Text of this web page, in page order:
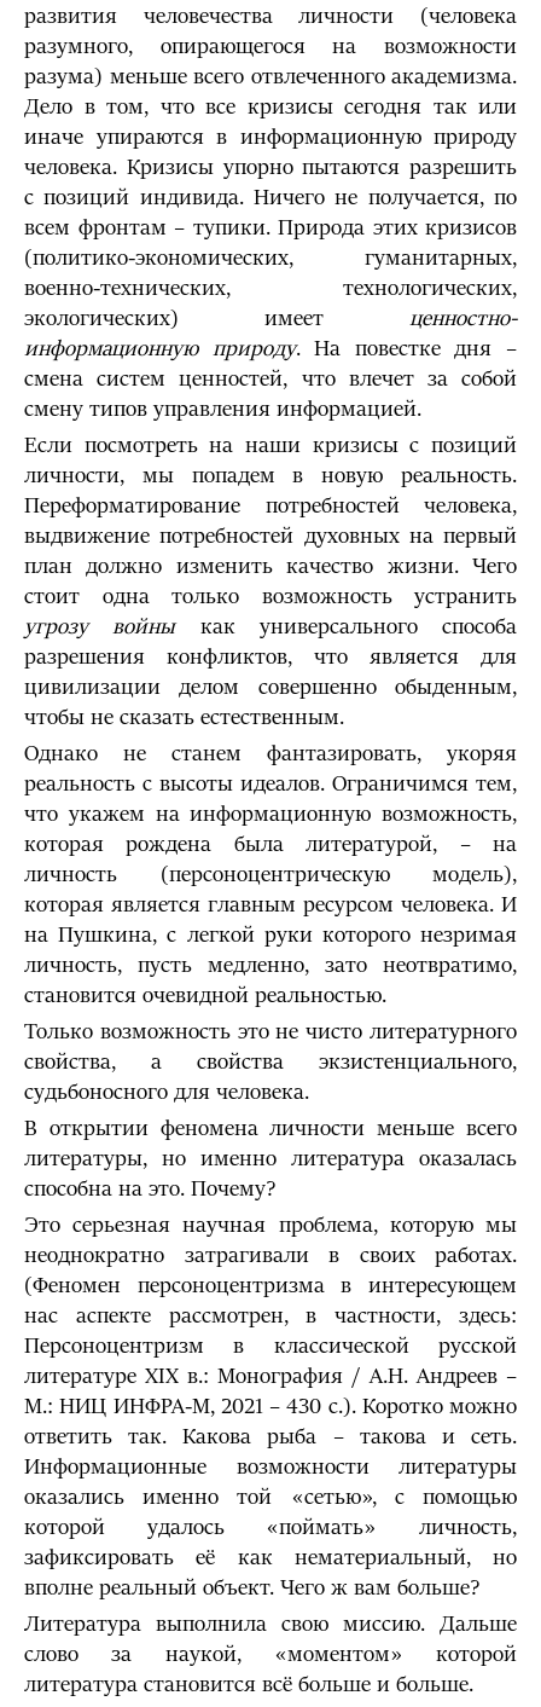
развития человечества личности (человека
разумного, опирающегося на возможности
разума) меньше всего отвлеченного академизма.
Дело в том, что все кризисы сегодня так или
иначе упираются в информационную природу
человека. Кризисы упорно пытаются разрешить
с позиций индивида. Ничего не получается, по
всем фронтам – тупики. Природа этих кризисов
(политико-экономических, гуманитарных,
военно-технических, технологических,
экологических) имеет ценностно-
информационную природу. На повестке дня –
смена систем ценностей, что влечет за собой
смену типов управления информацией.
Если посмотреть на наши кризисы с позиций
личности, мы попадем в новую реальность.
Переформатирование потребностей человека,
выдвижение потребностей духовных на первый
план должно изменить качество жизни. Чего
стоит одна только возможность устранить
угрозу войныкак универсального способа
разрешения конфликтов, что является для
цивилизации делом совершенно обыденным,
чтобы не сказать естественным.
Однако не станем фантазировать, укоряя
реальность с высоты идеалов. Ограничимся тем,
что укажем на информационную возможность,
которая рождена была литературой, – на
личность (персоноцентрическую модель),
которая является главным ресурсом человека. И
на Пушкина, с легкой руки которого незримая
личность, пусть медленно, зато неотвратимо,
становится очевидной реальностью.
Только возможность это не чисто литературного
свойства, а свойства экзистенциального,
судьбоносного для человека.
В открытии феномена личности меньше всего
литературы, но именно литература оказалась
способна на это. Почему?
Это серьезная научная проблема, которую мы
неоднократно затрагивали в своих работах.
(Феномен персоноцентризма в интересующем
нас аспекте рассмотрен, в частности, здесь:
Персоноцентризм в классической русской
литературе XIX в.: Монография / А.Н. Андреев –
М.: НИЦ ИНФРА-М, 2021 – 430 с.). Коротко можно
ответить так. Какова рыба – такова и сеть.
Информационные возможности литературы
оказались именно той «сетью», с помощью
которой удалось «поймать» личность,
зафиксировать её как нематериальный, но
вполне реальный объект. Чего ж вам больше?
Литература выполнила свою миссию. Дальше
слово за наукой, «моментом» которой
литература становится всё больше и больше.